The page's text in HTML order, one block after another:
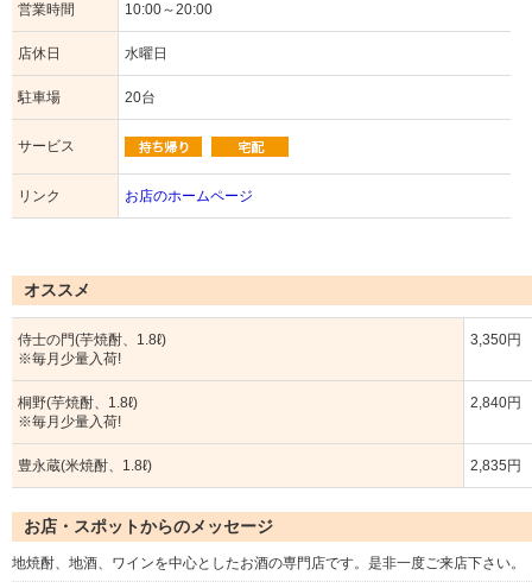
営業時間 10:00～20:00
店休日 水曜日
駐車場 20台
サービス
リンク お店のホームページ
オススメ
侍士の門(芋焼酎、1.8ℓ)
※毎月少量入荷!
3,350円
桐野(芋焼酎、1.8ℓ)
※毎月少量入荷!
2,840円
豊永蔵(米焼酎、1.8ℓ) 2,835円
お店・スポットからのメッセージ
地焼酎、地酒、ワインを中心としたお酒の専門店です。是非一度ご来店下さい。